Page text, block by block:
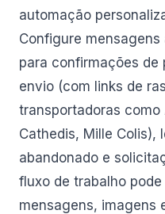
automação
Configure
para confirmações de
envio (com links de
transportadoras como
Cathedis, Mille Colis),
abandonado e
fluxo de trabalho
mensagens, imagens